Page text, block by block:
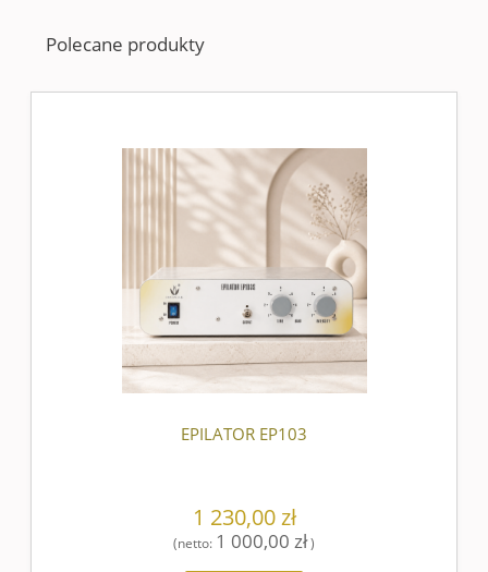
Polecane produkty
EPILATOR EP103
1 230,00 zł
(netto: 1 000,00 zł)